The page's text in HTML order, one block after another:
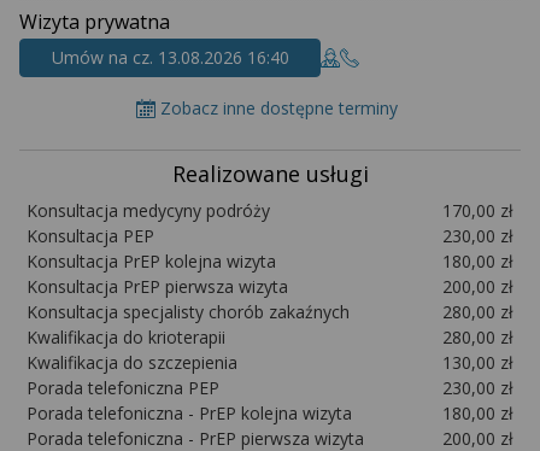
Wizyta prywatna
Umów na cz. 13.08.2026 16:40
Zobacz inne dostępne terminy
Realizowane usługi
Konsultacja medycyny podróży
170,00 zł
Konsultacja PEP
230,00 zł
Konsultacja PrEP kolejna wizyta
180,00 zł
Konsultacja PrEP pierwsza wizyta
200,00 zł
Konsultacja specjalisty chorób zakaźnych
280,00 zł
Kwalifikacja do krioterapii
280,00 zł
Kwalifikacja do szczepienia
130,00 zł
Porada telefoniczna PEP
230,00 zł
Porada telefoniczna - PrEP kolejna wizyta
180,00 zł
Porada telefoniczna - PrEP pierwsza wizyta
200,00 zł